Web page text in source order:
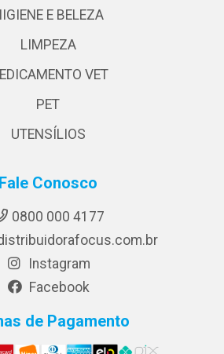
E BELEZA
LIMPEZA
VET
PET
UTENSÍLIOS
Fale Conosco
0800 000 4177
Instagram
Facebook
de Pagamento